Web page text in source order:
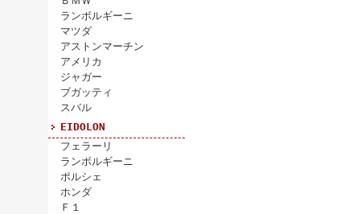
ランボルギーニ
マツダ
アストンマーチン
アメリカ
ジャガー
ブガッティ
スバル
EIDOLON
フェラーリ
ランボルギーニ
ポルシェ
ホンダ
Ｆ１